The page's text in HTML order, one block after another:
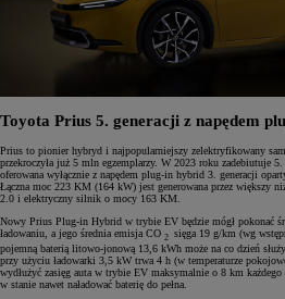
Toyota Prius 5. generacji z napędem
Prius to pionier hybryd i najpopularniejszy zelektryfikowany
przekroczyła już 5 mln egzemplarzy. W 2023 roku zadebiutuje
oferowana wyłącznie z napędem plug-in hybrid 3. generacji
Łączna moc 223 KM (164 kW) jest generowana przez większy
2.0 i elektryczny silnik o mocy 163 KM.
Nowy Prius Plug-in Hybrid w trybie EV będzie mógł pokonać
ładowaniu, a jego średnia emisja CO 2 sięga 19 g/km (wg
pojemną baterią litowo-jonową 13,6 kWh może na co dzień
przy użyciu ładowarki 3,5 kW trwa 4 h (w temperaturze
wydłużyć zasięg auta w trybie EV maksymalnie o 8 km
w stanie nawet naładować baterię do pełna.